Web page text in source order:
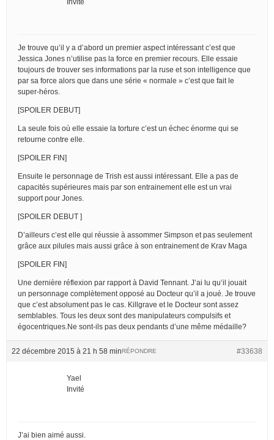
Je trouve qu’il y a d’abord un premier aspect intéressant c’est que
Jessica Jones n’utilise pas la force en premier recours. Elle essaie
toujours de trouver ses informations par la ruse et son intelligence que
par sa force alors que dans une série « normale » c’est que fait le
super-héros.
[SPOILER DEBUT]
La seule fois où elle essaie la torture c’est un échec énorme qui se
retourne contre elle.
[SPOILER FIN]
Ensuite le personnage de Trish est aussi intéressant. Elle a pas de
capacités supérieures mais par son entrainement elle est un vrai
support pour Jones.
[SPOILER DEBUT ]
D’ailleurs c’est elle qui réussie à assommer Simpson et pas seulement
grâce aux pilules mais aussi grâce à son entrainement de Krav Maga
[SPOILER FIN]
Une dernière réflexion par rapport à David Tennant. J’ai lu qu’il jouait
un personnage complètement opposé au Docteur qu’il a joué. Je trouve
que c’est absolument pas le cas. Killgrave et le Docteur sont assez
semblables. Tous les deux sont des manipulateurs compulsifs et
égocentriques.Ne sont-ils pas deux pendants d’une même médaille?
22 décembre 2015 à 21 h 58 min #33638
RÉPONDRE
Yael
Invité
J’ai bien aimé aussi.